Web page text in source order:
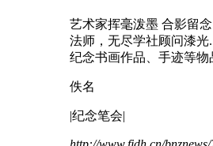
艺术家挥毫泼墨 合影留
法师，无尽学社顾问漆光
纪念书画作品、手迹等物
佚名
|纪念笔会|